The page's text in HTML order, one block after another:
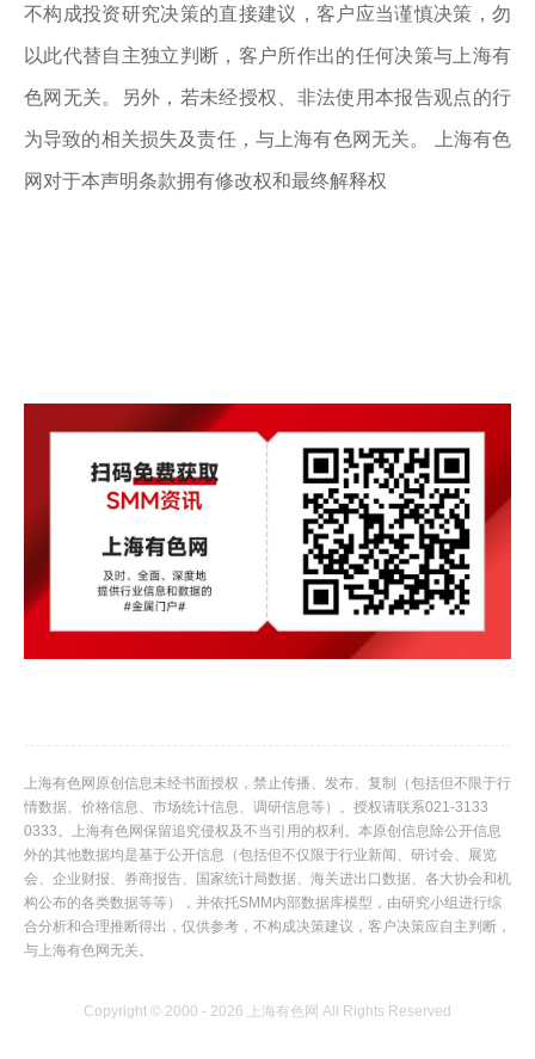
不构成投资研究决策的直接建议，客户应当谨慎决策，勿
以此代替自主独立判断，客户所作出的任何决策与上海有
色网无关。另外，若未经授权、非法使用本报告观点的行
为导致的相关损失及责任，与上海有色网无关。 上海有色
网对于本声明条款拥有修改权和最终解释权
上海有色网原创信息未经书面授权，禁止传播、发布、复制（包括但不限于行
情数据、价格信息、市场统计信息、调研信息等）。授权请联系021-3133
0333。上海有色网保留追究侵权及不当引用的权利。本原创信息除公开信息
外的其他数据均是基于公开信息（包括但不仅限于行业新闻、研讨会、展览
会、企业财报、券商报告、国家统计局数据、海关进出口数据、各大协会和机
构公布的各类数据等等），并依托SMM内部数据库模型，由研究小组进行综
合分析和合理推断得出，仅供参考，不构成决策建议，客户决策应自主判断，
与上海有色网无关。
Copyright © 2000 - 2026 上海有色网 All Rights Reserved